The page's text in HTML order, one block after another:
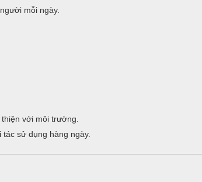
mỗi ngày.
với môi trường.
sử dụng hàng ngày.